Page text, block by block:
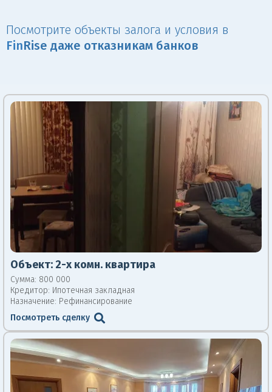
Посмотрите объекты залога и условия в
Fin Rise даже отказникам банков
Объект: 2-х комн. квартира
Сумма: 800 000
Кредитор: Ипотечная закладная
Назначение: Рефинансирование
Посмотреть сделку